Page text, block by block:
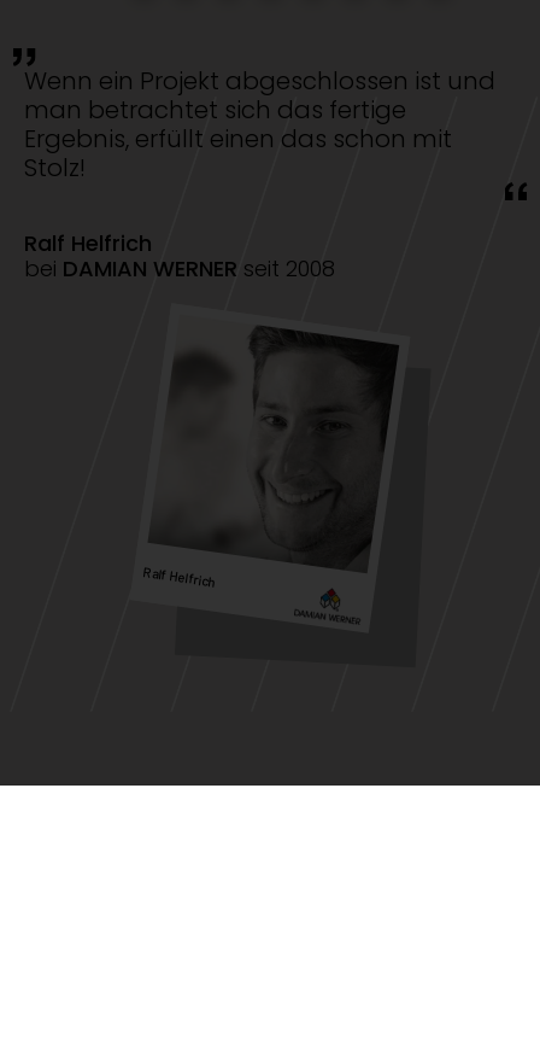
Wenn ein Projekt abgeschlossen ist und
man betrachtet sich das fertige
Ergebnis, erfüllt einen das schon mit
Stolz!
Ralf Helfrich
bei DAMIAN WERNER seit 2008
Ralf Helfrich